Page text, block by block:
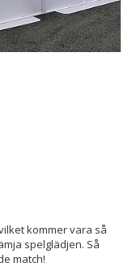
kommer vara så
spelglädjen. Så
match!